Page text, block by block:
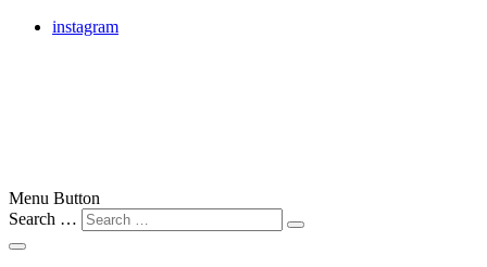
instagram
Бизнес-тренер
лучшие бизнес-тренеры Москвы, России и всего мира
Menu Button
Search …